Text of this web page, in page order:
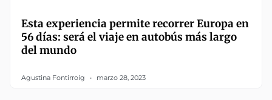
Esta experiencia permite recorrer Europa en
56 días: será el viaje en autobús más largo
del mundo
Agustina Fontirroig marzo 28, 2023